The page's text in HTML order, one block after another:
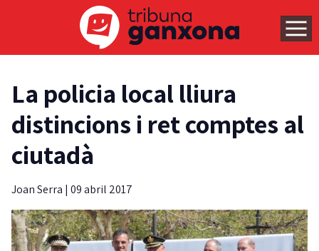
La policia local lliura
distincions i ret comptes al
ciutadà
Joan Serra | 09 abril 2017